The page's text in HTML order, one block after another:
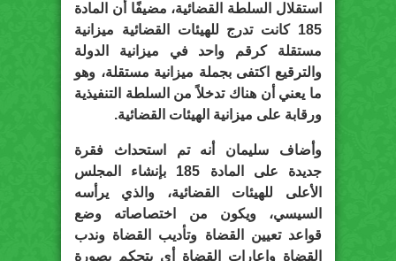
استقلال السلطة القضائية، مضيفًا أن المادة
185 كانت تدرج للهيئات القضائية ميزانية
مستقلة كرقم واحد في ميزانية الدولة
والترقيع اكتفى بجملة ميزانية مستقلة، وهو
ما يعني أن هناك تدخلاً من السلطة التنفيذية
ورقابة على ميزانية الهيئات القضائية.
وأضاف سليمان أنه تم استحداث فقرة
جديدة على المادة 185 بإنشاء المجلس
الأعلى للهيئات القضائية، والذي يرأسه
السيسي، ويكون من اختصاصاته وضع
قواعد تعيين القضاة وتأديب القضاة وندب
القضاة وإعارات القضاة أي يتحكم بصورة